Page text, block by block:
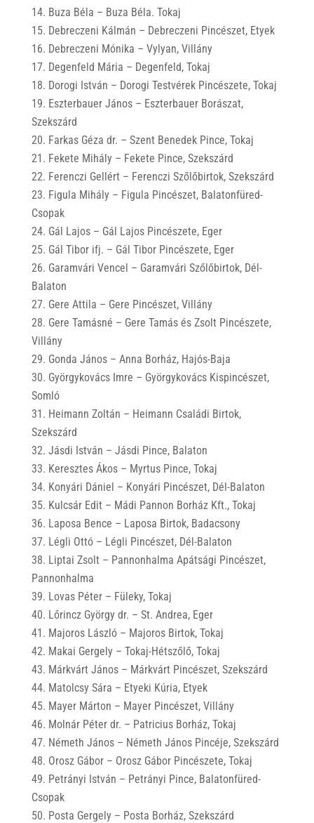
Buza Béla – Buza Béla. Tokaj
Debreczeni Kálmán – Debreczeni Pincészet, Etyek
Debreczeni Mónika – Vylyan, Villány
Degenfeld Mária – Degenfeld, Tokaj
Dorogi István – Dorogi Testvérek Pincészete, Tokaj
Eszterbauer János – Eszterbauer Borászat,
Szekszárd
Farkas Géza dr. – Szent Benedek Pince, Tokaj
Fekete Mihály – Fekete Pince, Szekszárd
Ferenczi Gellért – Ferenczi Szőlőbirtok, Szekszárd
Figula Mihály – Figula Pincészet, Balatonfüred-
Csopak
Gál Lajos – Gál Lajos Pincészete, Eger
Gál Tibor ifj. – Gál Tibor Pincészete, Eger
Garamvári Vencel – Garamvári Szőlőbirtok, Dél-
Balaton
Gere Attila – Gere Pincészet, Villány
Gere Tamásné – Gere Tamás és Zsolt Pincészete,
Villány
Gonda János – Anna Borház, Hajós-Baja
Györgykovács Imre – Györgykovács Kispincészet,
Somló
Heimann Zoltán – Heimann Családi Birtok,
Szekszárd
Jásdi István – Jásdi Pince, Balaton
Keresztes Ákos – Myrtus Pince, Tokaj
Konyári Dániel – Konyári Pincészet, Dél-Balaton
Kulcsár Edit – Mádi Pannon Borház Kft., Tokaj
Laposa Bence – Laposa Birtok, Badacsony
Légli Ottó – Légli Pincészet, Dél-Balaton
Liptai Zsolt – Pannonhalma Apátsági Pincészet,
Pannonhalma
Lovas Péter – Füleky, Tokaj
Lőrincz György dr. – St. Andrea, Eger
Majoros László – Majoros Birtok, Tokaj
Makai Gergely – Tokaj-Hétszőlő, Tokaj
Márkvárt János – Márkvárt Pincészet, Szekszárd
Matolcsy Sára – Etyeki Kúria, Etyek
Mayer Márton – Mayer Pincészet, Villány
Molnár Péter dr. – Patricius Borház, Tokaj
Németh János – Németh János Pincéje, Szekszárd
Orosz Gábor – Orosz Gábor Pincészete, Tokaj
Petrányi István – Petrányi Pince, Balatonfüred-
Csopak
Posta Gergely – Posta Borház, Szekszárd